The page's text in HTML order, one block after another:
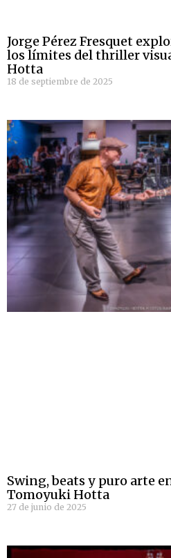
Jorge Pérez Fresquet
los límites del thriller
Hotta
18 de septiembre de 2025
Swing, beats y puro arte
Tomoyuki Hotta
27 de junio de 2025